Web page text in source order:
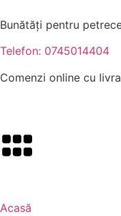
Bunătăți pentru
Telefon: 0745014404
Comenzi online cu
Acasă